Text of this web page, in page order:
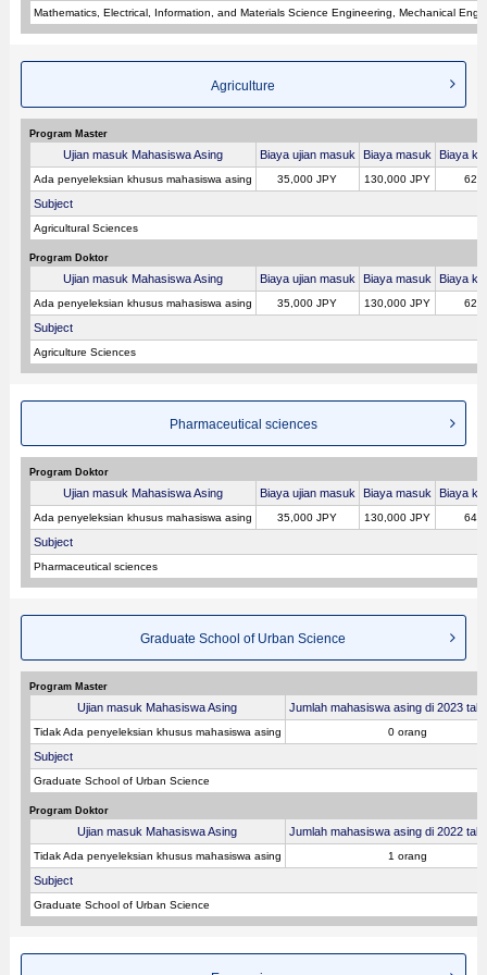
Mathematics, Electrical, Information, and Materials Science Engineering, Mechanical
Agriculture
Program Master
Ujian masuk Mahasiswa Asing Biaya ujian masuk Biaya masuk Biaya
Ada penyeleksian khusus mahasiswa asing 35,000 JPY 130,000 JPY
Subject
Agricultural Sciences
Program Doktor
Ujian masuk Mahasiswa Asing Biaya ujian masuk Biaya masuk Biaya
Ada penyeleksian khusus mahasiswa asing 35,000 JPY 130,000 JPY
Subject
Agriculture Sciences
Pharmaceutical sciences
Program Doktor
Ujian masuk Mahasiswa Asing Biaya ujian masuk Biaya masuk Biaya
Ada penyeleksian khusus mahasiswa asing 35,000 JPY 130,000 JPY
Subject
Pharmaceutical sciences
Graduate School of Urban Science
Program Master
Ujian masuk Mahasiswa Asing Jumlah mahasiswa asing di 2023
Tidak Ada penyeleksian khusus mahasiswa asing 0 orang
Subject
Graduate School of Urban Science
Program Doktor
Ujian masuk Mahasiswa Asing Jumlah mahasiswa asing di 2022
Tidak Ada penyeleksian khusus mahasiswa asing 1 orang
Subject
Graduate School of Urban Science